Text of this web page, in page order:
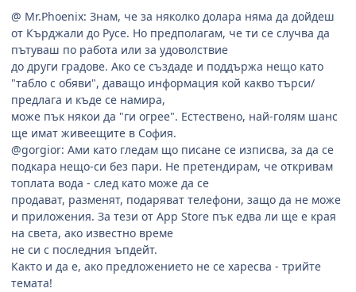
@ Mr.Phoenix: Знам, че за няколко долара няма да дойдеш
от Кърджали до Русе. Но предполагам, че ти се случва да
пътуваш по работа или за удоволствие
до други градове. Ако се създаде и поддържа нещо като
"табло с обяви", даващо информация кой какво търси/
предлага и къде се намира,
може пък някои да "ги огрее". Естествено, най-голям шанс
ще имат живеещите в София.
@gorgior: Ами като гледам що писане се изписва, за да се
подкара нещо-си без пари. Не претендирам, че откривам
топлата вода - след като може да се
продават, разменят, подаряват телефони, защо да не може
и приложения. За тези от App Store пък едва ли ще е края
на света, ако известно време
не си с последния ъпдейт.
Както и да е, ако предложението не се харесва - трийте
темата!